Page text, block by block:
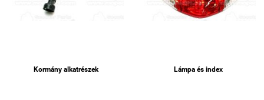
Kormány alkatrészek Lámpa és index